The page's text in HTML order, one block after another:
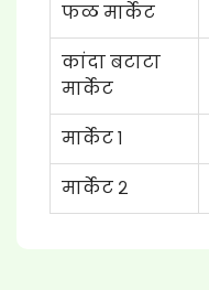
फळ मार्केट
कांदा बटाटा
मार्केट
मार्केट १
मार्केट २